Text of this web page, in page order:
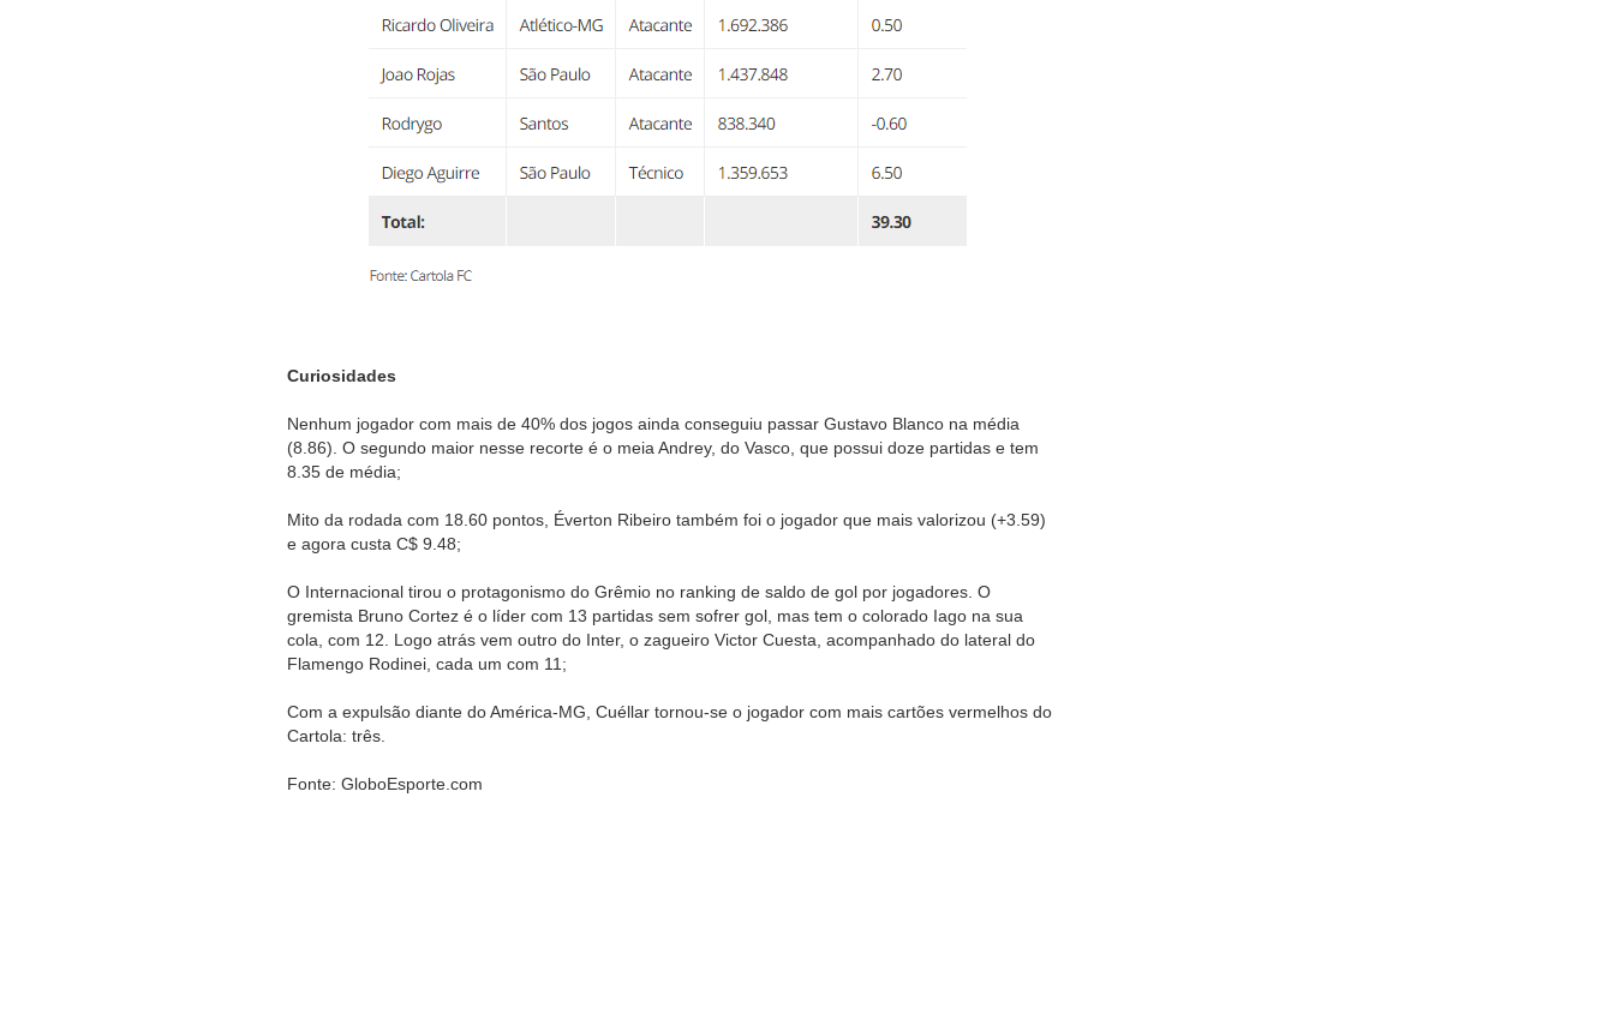
Curiosidades
Nenhum jogador com mais de 40% dos jogos ainda conseguiu passar Gustavo Blanco na média
(8.86). O segundo maior nesse recorte é o meia Andrey, do Vasco, que possui doze partidas e tem
8.35 de média;
Mito da rodada com 18.60 pontos, Éverton Ribeiro também foi o jogador que mais valorizou (+3.59)
e agora custa C$ 9.48;
O Internacional tirou o protagonismo do Grêmio no ranking de saldo de gol por jogadores. O
gremista Bruno Cortez é o líder com 13 partidas sem sofrer gol, mas tem o colorado Iago na sua
cola, com 12. Logo atrás vem outro do Inter, o zagueiro Victor Cuesta, acompanhado do lateral do
Flamengo Rodinei, cada um com 11;
Com a expulsão diante do América-MG, Cuéllar tornou-se o jogador com mais cartões vermelhos do
Cartola: três.
Fonte: GloboEsporte.com